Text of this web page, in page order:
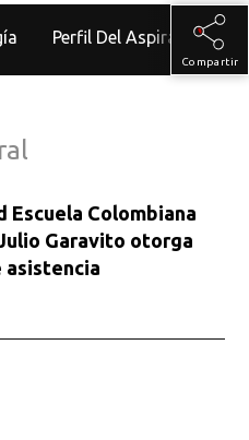
Perfil Del Aspirante
Compartir
Garavito otorga